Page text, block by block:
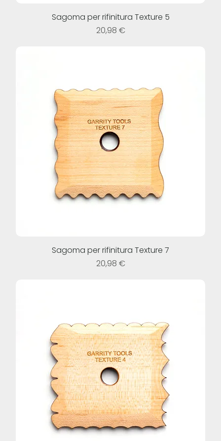
Sagoma per rifinitura Texture 5
Prezzo
20,98 €
Sagoma per rifinitura Texture 7
Prezzo
20,98 €